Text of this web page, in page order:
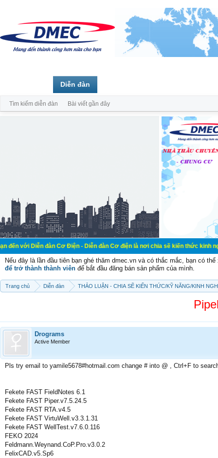
đàn Cơ Điện - Diễn đàn Cơ điện là nơi chia sẽ kiến thức kinh nghiệm
Nếu đây là lần đầu tiên bạn ghé thăm dmec.vn và có thắc mắc, bạn có
để trở thành thành viên để bắt đầu đăng bán sản phẩm của mình.
Trang chủ Diễn đàn THẢO LUẬN - CHIA SẼ KIẾN THỨC/KỸ NĂNG/KINH
Drograms
Active Member
Pls try email to yamile5678#hotmail.com change # into @ , Ctrl+F to
Fekete FAST FieldNotes 6.1
Fekete FAST Piper.v7.5.24.5
Fekete FAST RTA.v4.5
Fekete FAST VirtuWell.v3.3.1.31
Fekete FAST WellTest.v7.6.0.116
FEKO 2024
Feldmann.Weynand.CoP.Pro.v3.0.2
FelixCAD.v5.Sp6
Diễn đàn
Tìm kiếm diễn đàn Bài viết gần đây